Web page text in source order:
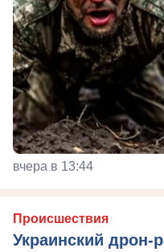
вчера в 13:44
Происшествия
Украинский дрон-